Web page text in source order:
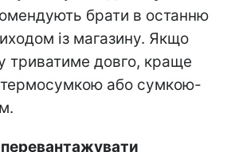
брати в останню
із магазину. Якщо
триватиме довго, краще
термосумкою або сумкою-
перевантажувати